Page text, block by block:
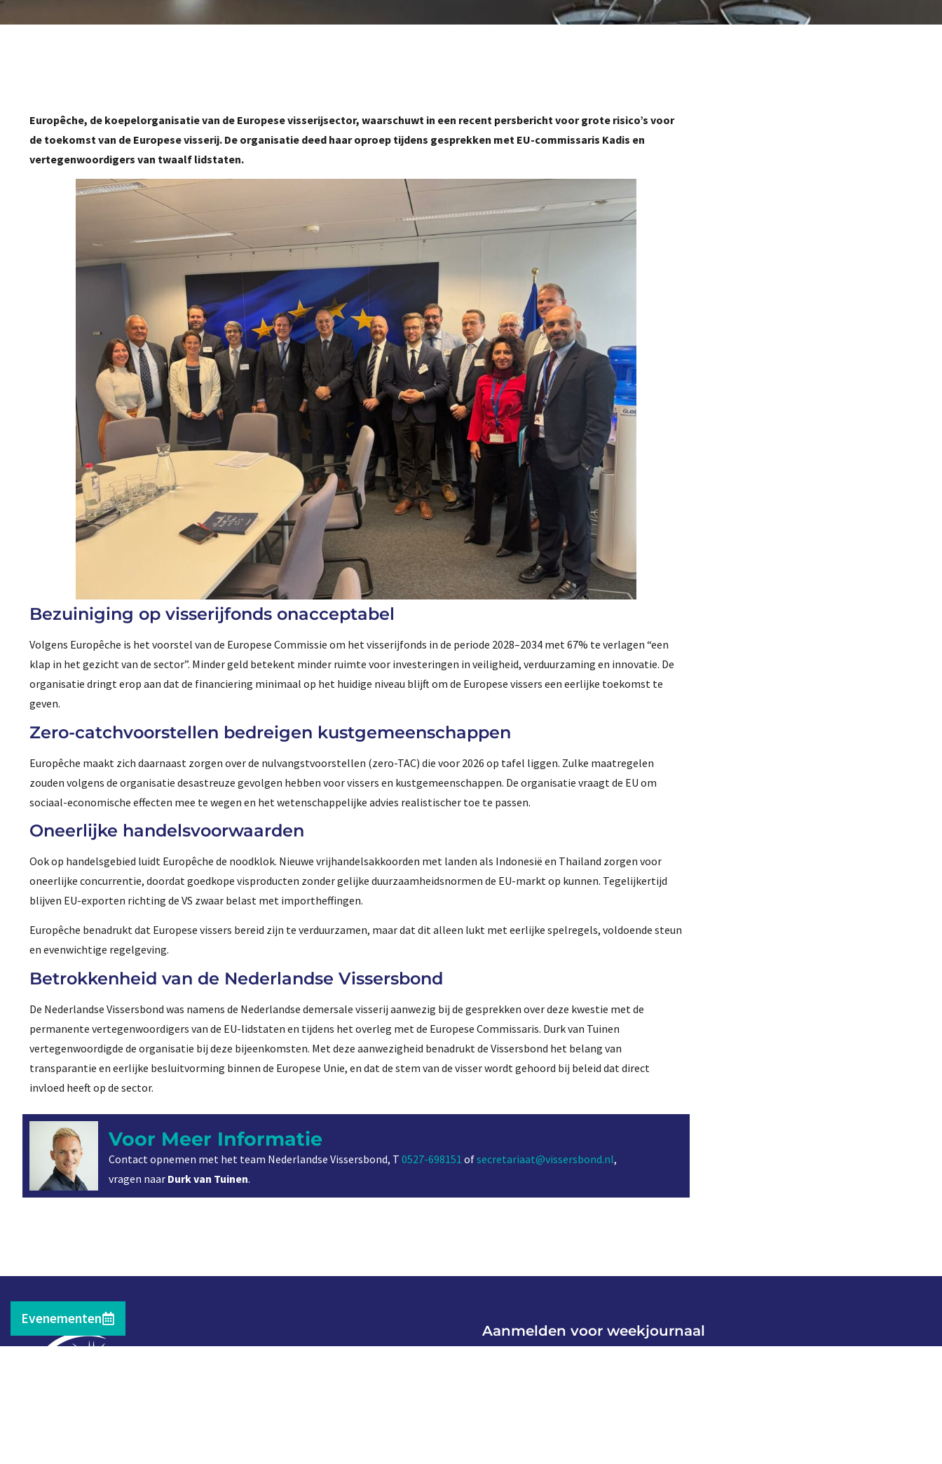
Europêche, de koepelorganisatie van de Europese visserijsector, waarschuwt in een recent persbericht voor grote risico’s voor
de toekomst van de Europese visserij. De organisatie deed haar oproep tijdens gesprekken met EU-commissaris Kadis en
vertegenwoordigers van twaalf lidstaten.
Bezuiniging op visserijfonds onacceptabel
Volgens Europêche is het voorstel van de Europese Commissie om het visserijfonds in de periode 2028–2034 met 67% te verlagen “een
klap in het gezicht van de sector”. Minder geld betekent minder ruimte voor investeringen in veiligheid, verduurzaming en innovatie. De
organisatie dringt erop aan dat de financiering minimaal op het huidige niveau blijft om de Europese vissers een eerlijke toekomst te
geven.
Zero-catchvoorstellen bedreigen kustgemeenschappen
Europêche maakt zich daarnaast zorgen over de nulvangstvoorstellen (zero-TAC) die voor 2026 op tafel liggen. Zulke maatregelen
zouden volgens de organisatie desastreuze gevolgen hebben voor vissers en kustgemeenschappen. De organisatie vraagt de EU om
sociaal-economische effecten mee te wegen en het wetenschappelijke advies realistischer toe te passen.
Oneerlijke handelsvoorwaarden
Ook op handelsgebied luidt Europêche de noodklok. Nieuwe vrijhandelsakkoorden met landen als Indonesië en Thailand zorgen voor
oneerlijke concurrentie, doordat goedkope visproducten zonder gelijke duurzaamheidsnormen de EU-markt op kunnen. Tegelijkertijd
blijven EU-exporten richting de VS zwaar belast met importheffingen.
Europêche benadrukt dat Europese vissers bereid zijn te verduurzamen, maar dat dit alleen lukt met eerlijke spelregels, voldoende steun
en evenwichtige regelgeving.
Betrokkenheid van de Nederlandse Vissersbond
De Nederlandse Vissersbond was namens de Nederlandse demersale visserij aanwezig bij de gesprekken over deze kwestie met de
permanente vertegenwoordigers van de EU-lidstaten en tijdens het overleg met de Europese Commissaris. Durk van Tuinen
vertegenwoordigde de organisatie bij deze bijeenkomsten. Met deze aanwezigheid benadrukt de Vissersbond het belang van
transparantie en eerlijke besluitvorming binnen de Europese Unie, en dat de stem van de visser wordt gehoord bij beleid dat direct
invloed heeft op de sector.
Voor Meer Informatie
Contact opnemen met het team Nederlandse Vissersbond, T0527-698151 ofsecretariaat@vissersbond.nl,
vragen naar Durk van Tuinen.
Evenementen
Aanmelden voor weekjournaal